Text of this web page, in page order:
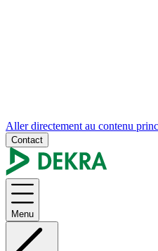
Aller directement au contenu
Contact
Menu